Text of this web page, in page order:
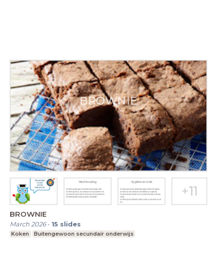
BROWNIE
March 2026- 15 slides
Koken Buitengewoon secundair onderwijs